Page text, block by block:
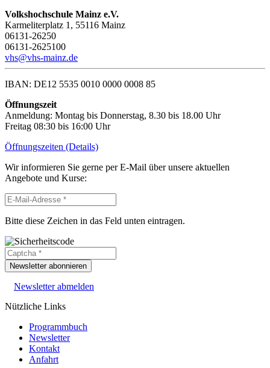
Volkshochschule Mainz e.V.
Karmeliterplatz 1, 55116 Mainz
06131-26250
06131-2625100
vhs@vhs-mainz.de
IBAN: DE12 5535 0010 0000 0008 85
Öffnungszeit
Anmeldung: Montag bis Donnerstag, 8.30 bis 18.00 Uhr
Freitag 08:30 bis 16:00 Uhr
Öffnungszeiten (Details)
Wir informieren Sie gerne per E-Mail über unsere aktuellen
Angebote und Kurse:
Bitte diese Zeichen in das Feld unten eintragen.
Newsletter abonnieren
Newsletter abmelden
Nützliche Links
Programmbuch
Newsletter
Kontakt
Anfahrt